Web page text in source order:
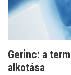
Gerinc: a
alkotása